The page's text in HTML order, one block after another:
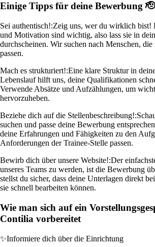
Einige Tipps für deine Bewerbung 🫡
Sei authentisch!:Zeig uns, wer du wirklich bist!
und Motivation sind wichtig, also lass sie in
durchscheinen. Wir suchen nach Menschen, die
passen.
Mach es strukturiert!:Eine klare Struktur in
Lebenslauf hilft uns, deine Qualifikationen
Verwende Absätze und Aufzählungen, um
hervorzuheben.
Beziehe dich auf die Stellenbeschreibung!:
suchen und passe deine Bewerbung
deine Erfahrungen und Fähigkeiten zu den
Anforderungen der Trainee-Stelle passen.
Bewirb dich über unsere Website!:Der
unseres Teams zu werden, ist die Bewerbung
stellst du sicher, dass deine Unterlagen direkt
sie schnell bearbeiten können.
Wie man sich auf ein
Contilia vorbereitet
✨Informiere dich über die Einrichtung